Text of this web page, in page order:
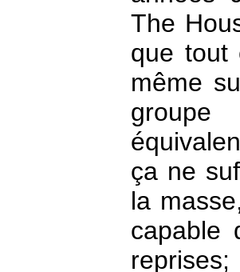
The
que tout
même
groupe
ça ne
la
capable